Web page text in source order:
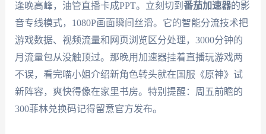
逢晚高峰，油管直播卡成PPT。立刻切到 番茄加速器的影
音专线模式，1080P画面瞬间丝滑。它的智能分流技术把
游戏数据、视频流量和网页浏览区分处理，3000分钟的
月流量包从没触顶过。那晚用加速器挂着直播玩游戏两
不误，看完喵小姐介绍新角色转头就在国服《原神》试
新阵容，爽快得像在家里书房。特别提醒：周五前瞻的
300菲林兑换码记得留意官方发布。